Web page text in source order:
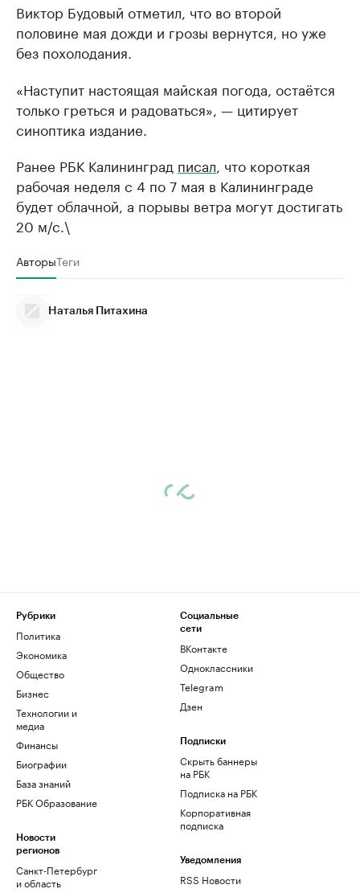
Виктор Будовый отметил, что во второй
половине мая дожди и грозы вернутся, но уже
без похолодания.
«Наступит настоящая майская погода, остаётся
только греться и радоваться», — цитирует
синоптика издание.
Ранее РБК Калининград писал , что короткая
рабочая неделя с 4 по 7 мая в Калининграде
будет облачной, а порывы ветра могут достигать
20 м/с.\
АвторыТеги
Наталья Питахина
Рубрики
Политика
Экономика
Общество
Бизнес
Технологии и
медиа
Финансы
Биографии
База знаний
РБК Образование
Новости
регионов
Санкт-Петербург
и область
Социальные
сети
ВКонтакте
Одноклассники
Telegram
Дзен
Подписки
Скрыть баннеры
на РБК
Подписка на РБК
Корпоративная
подписка
Уведомления
RSS Новости